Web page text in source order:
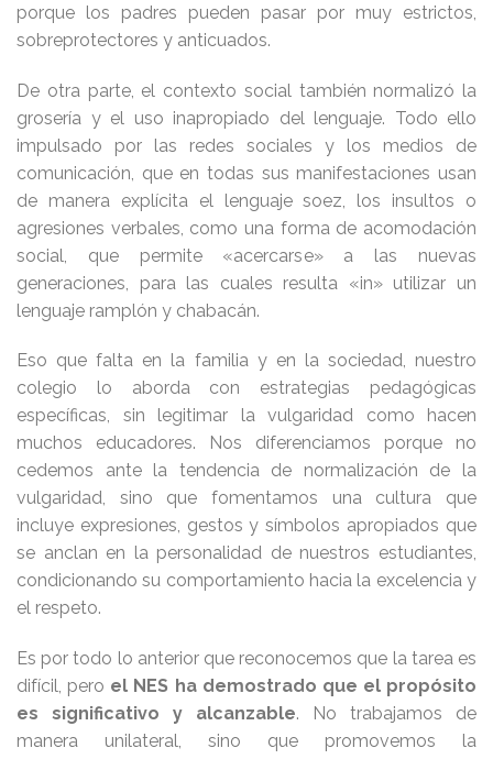
porque los padres pueden pasar por muy estrictos,
sobreprotectores y anticuados.
De otra parte, el contexto social también normalizó la
grosería y el uso inapropiado del lenguaje. Todo ello
impulsado por las redes sociales y los medios de
comunicación, que en todas sus manifestaciones usan
de manera explícita el lenguaje soez, los insultos o
agresiones verbales, como una forma de acomodación
social, que permite «acercarse» a las nuevas
generaciones, para las cuales resulta «in» utilizar un
lenguaje ramplón y chabacán.
Eso que falta en la familia y en la sociedad, nuestro
colegio lo aborda con estrategias pedagógicas
específicas, sin legitimar la vulgaridad como hacen
muchos educadores. Nos diferenciamos porque no
cedemos ante la tendencia de normalización de la
vulgaridad, sino que fomentamos una cultura que
incluye expresiones, gestos y símbolos apropiados que
se anclan en la personalidad de nuestros estudiantes,
condicionando su comportamiento hacia la excelencia y
el respeto.
Es por todo lo anterior que reconocemos que la tarea es
difícil, pero el NES ha demostrado que el propósito
es significativo y alcanzable. No trabajamos de
manera unilateral, sino que promovemos la